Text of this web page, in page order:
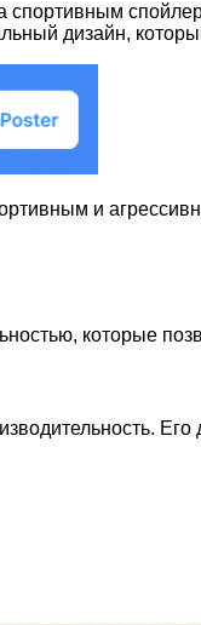
дизайн,
и
которые
Его